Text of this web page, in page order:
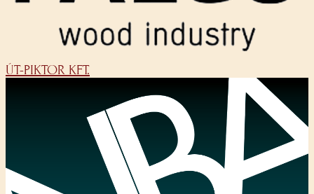
ÚT-PIKTOR KFT.